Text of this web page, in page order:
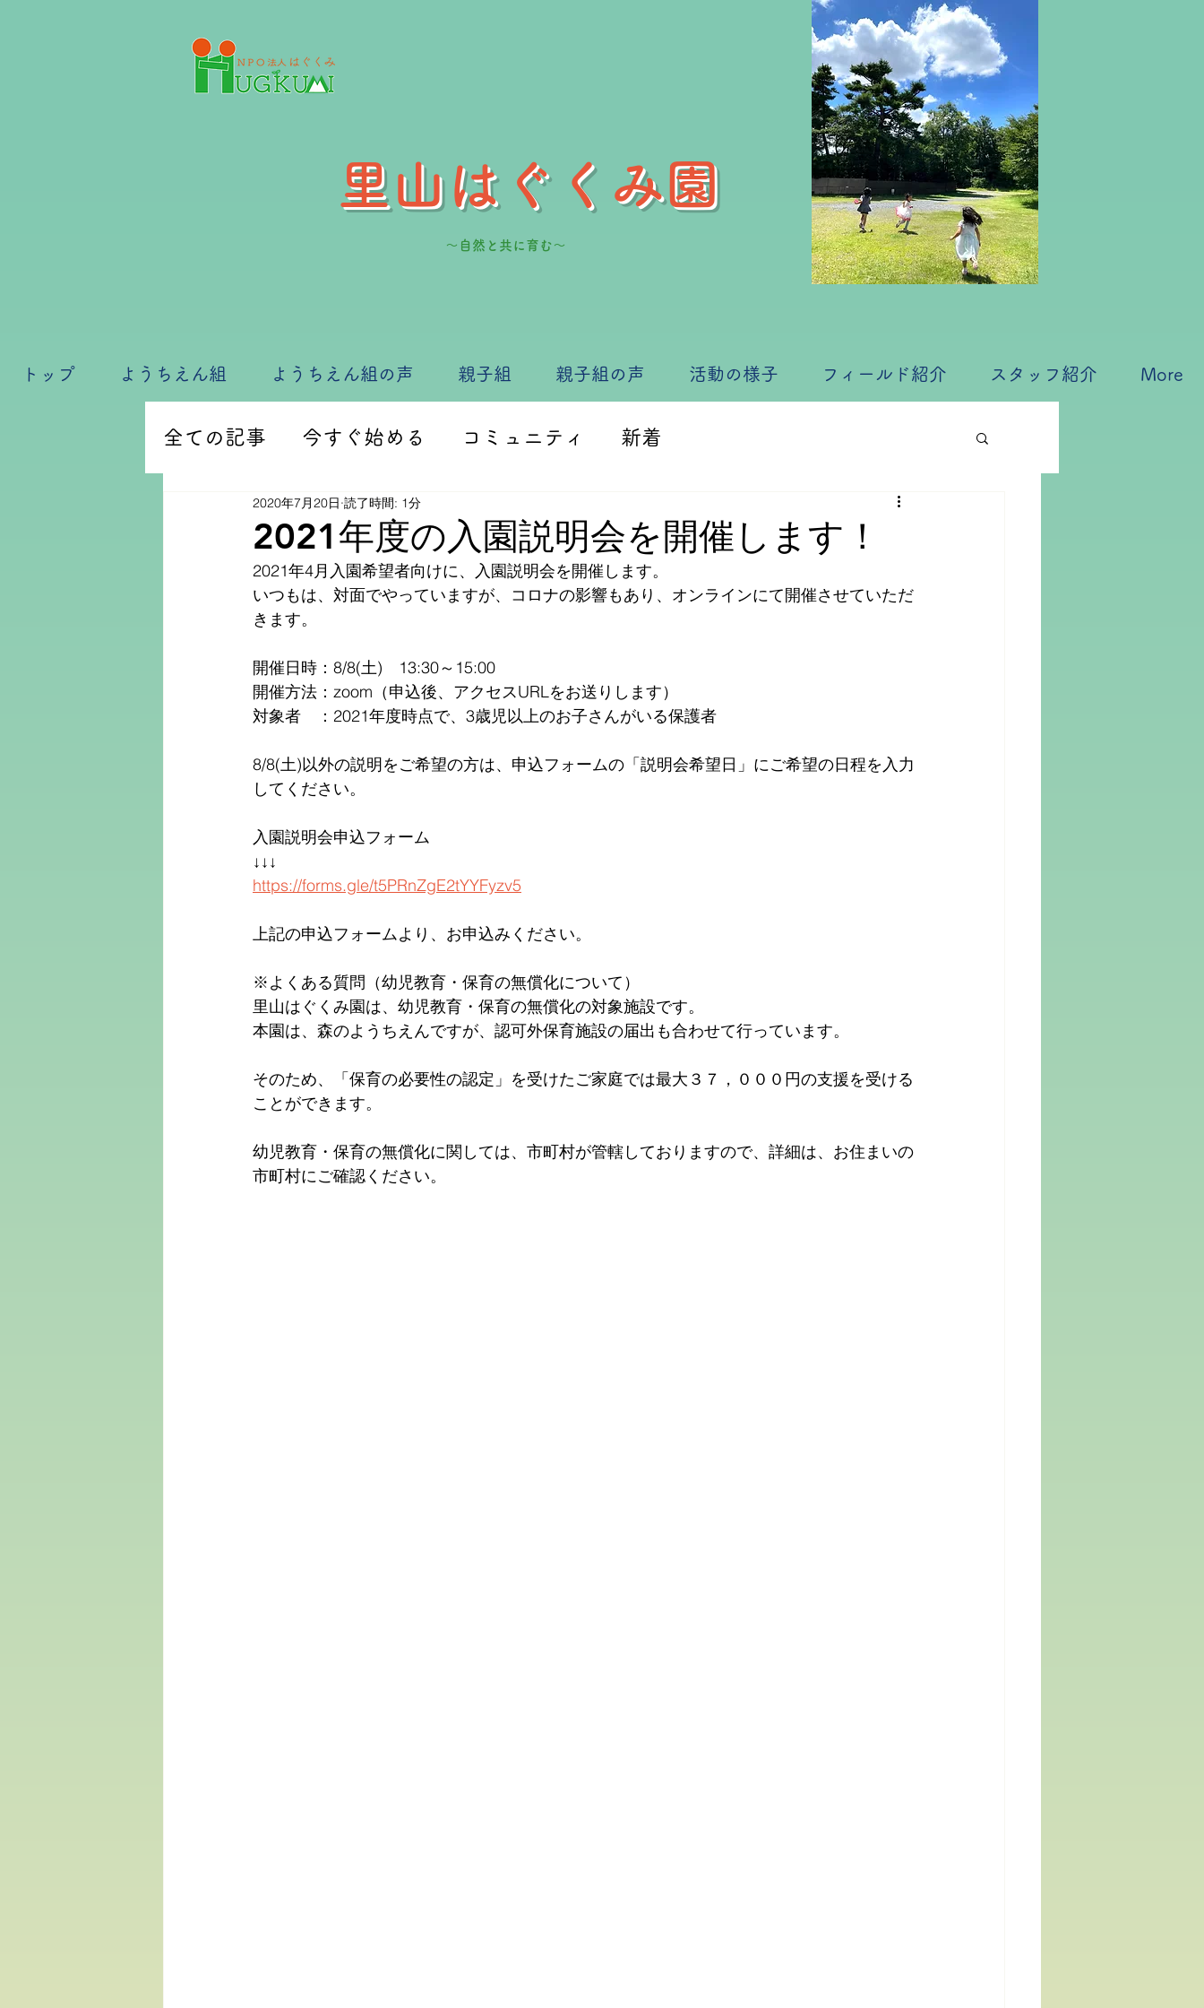
里山はぐくみ園
～自然と共に育む～
トップ ようちえん組 ようちえん組の声 親子組 親子組の声 活動の様子 フィールド紹介 スタッフ紹介 More
全ての記事 今すぐ始める コミュニティ 新着
2021年度の入園説明会を開催します！
2020年7月20日 読了時間: 1分
2021年4月入園希望者向けに、入園説明会を開催します。
いつもは、対面でやっていますが、コロナの影響もあり、オンラインにて開催させていただ
きます。
開催日時：8/8(土)　13:30～15:00
開催方法：zoom（申込後、アクセスURLをお送りします）
対象者　：2021年度時点で、3歳児以上のお子さんがいる保護者
8/8(土)以外の説明をご希望の方は、申込フォームの「説明会希望日」にご希望の日程を入力
してください。
入園説明会申込フォーム
↓↓↓
https://forms.gle/t5PRnZgE2tYYFyzv5
上記の申込フォームより、お申込みください。
※よくある質問（幼児教育・保育の無償化について）
里山はぐくみ園は、幼児教育・保育の無償化の対象施設です。
本園は、森のようちえんですが、認可外保育施設の届出も合わせて行っています。
そのため、「保育の必要性の認定」を受けたご家庭では最大３７，０００円の支援を受ける
ことができます。
​幼児教育・保育の無償化に関しては、市町村が管轄しておりますので、詳細は、お住まいの
市町村にご確認ください。